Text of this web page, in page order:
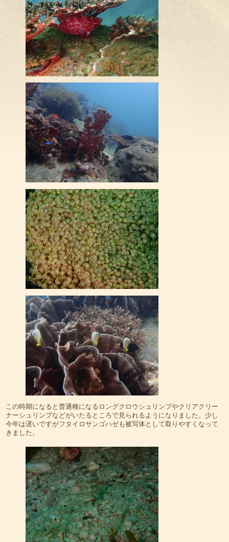
この時期になると普通種になるロングクロウシュリンプやクリアクリー
ナーシュリンプなどがいたるところで見られるようになりました。少し
今年は遅いですがフタイロサンゴハゼも被写体として取りやすくなって
きました。